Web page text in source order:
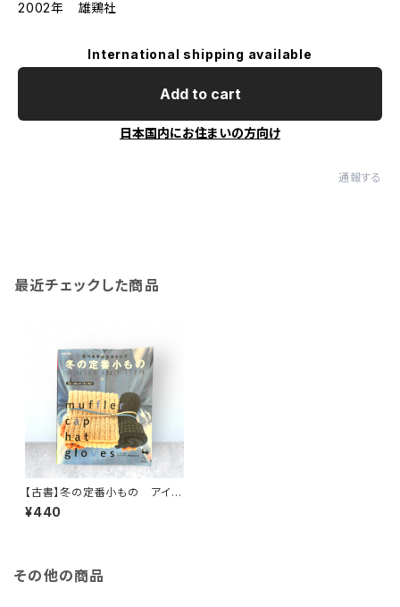
2002年 雄鶏社
International shipping available
Add to cart
日本国内にお住まいの方向け
通報する
最近チェックした商品
【古書】冬の定番小もの アイテ
ム別、わかりやすい写真解説つき
¥440
その他の商品